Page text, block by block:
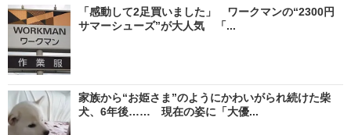
「感動して2足買いました」 ワークマンの“2300円
サマーシューズ”が大人気 「...
家族から“お姫さま”のようにかわいがられ続けた柴
犬、6年後…… 現在の姿に「大優...